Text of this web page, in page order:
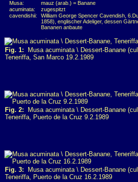
Musa:
mauz (arab.) = Banane
acuminata:
zugespitzt
cavendishii:
William George Spencer Cavendish,
1858), englischer Adeliger, dessen
Bananen anbaute
Fig. 1: Musa acuminata \ Dessert-Banane
Teneriffa, San Marco 19.2.1989
Fig. 2: Musa acuminata \ Dessert-Banane
Teneriffa, Puerto de la Cruz 9.2.1989
Fig. 3: Musa acuminata \ Dessert-Banane
Teneriffa, Puerto de la Cruz 16.2.1989